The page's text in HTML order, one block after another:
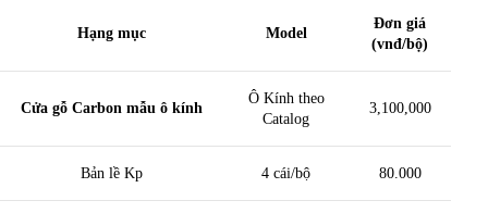
Hạng mục Model
Đơn giá
(vnđ/bộ)
Cửa gỗ Carbon mẫu ô kính
Ô Kính theo
Catalog
3,100,000
Bản lề Kp 4 cái/bộ 80.000